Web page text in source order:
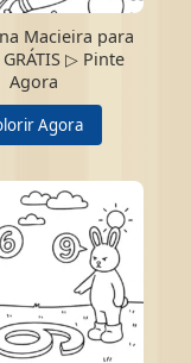
Macieira para
▷ Pinte
Agora
Agora